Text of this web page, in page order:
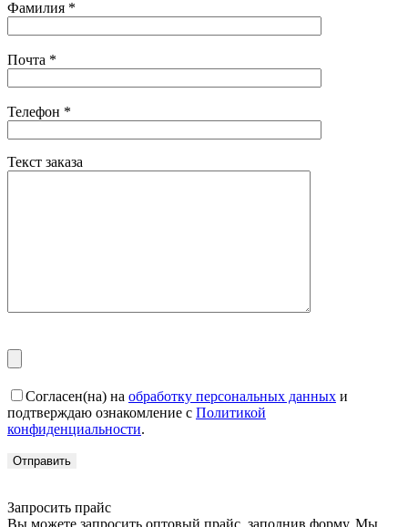
Фамилия *
Почта *
Телефон *
Текст заказа
Согласен(на) на обработку персональных данных и
подтверждаю ознакомление с Политикой
конфиденциальности.
Запросить прайс
Вы можете запросить оптовый прайс, заполнив форму. Мы